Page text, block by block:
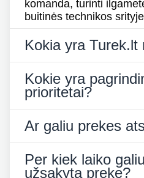
komanda, turinti
buitinės technikos
Kokia yra Turek.lt
Kokie yra
prioritetai?
Ar galiu prekes
Per kiek laiko
užsakytą prekę?